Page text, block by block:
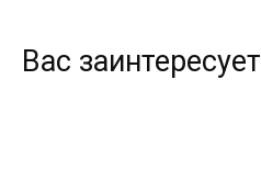
Вас заинтересует